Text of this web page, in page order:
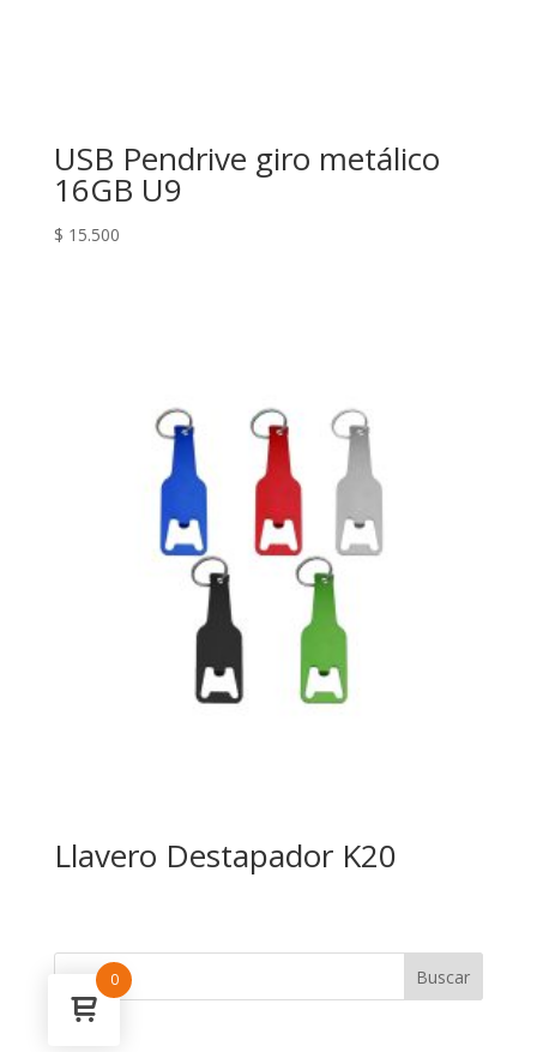
USB Pendrive giro metálico
16GB U9
$ 15.500
Llavero Destapador K20
0